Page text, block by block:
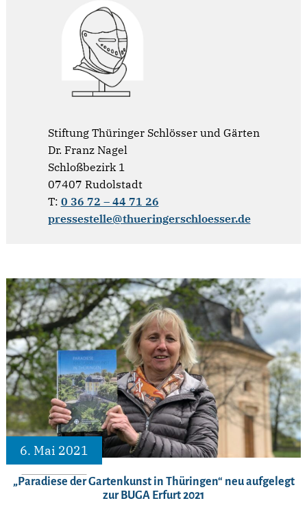
Stiftung Thüringer Schlösser und Gärten
Dr. Franz Nagel
Schloßbezirk 1
07407 Rudolstadt
T: 0 36 72 – 44 71 26
pressestelle@thueringerschloesser.de
6. Mai 2021
„Paradiese der Gartenkunst in Thüringen“ neu aufgelegt
zur BUGA Erfurt 2021